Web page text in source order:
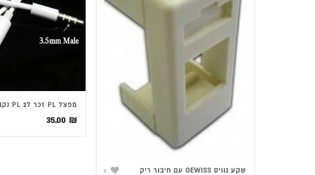
מפצל PL זכר ל2 PL נקבה 3.5"
35.00 ₪
0
שקע גוויס GEWISS עם חיבור ריק